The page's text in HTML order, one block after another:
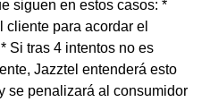
siguen en estos casos: *
cliente para acordar el
Si tras 4 intentos no es
Jazztel entenderá esto
se penalizará al consumidor